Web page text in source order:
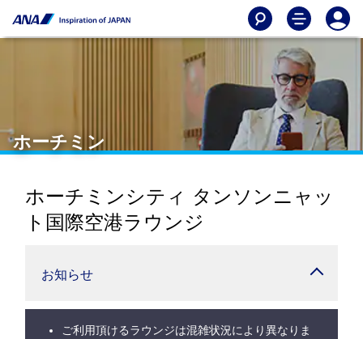
ホーチミン
ホーチミンシティ タンソンニャッ
ト国際空港ラウンジ
お知らせ
ご利用頂けるラウンジは混雑状況により異なりま